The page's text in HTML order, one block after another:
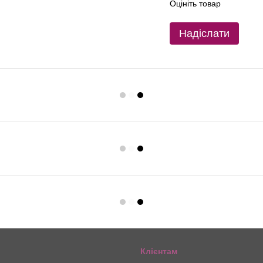
Оцініть товар
Надіслати
Клієнтам